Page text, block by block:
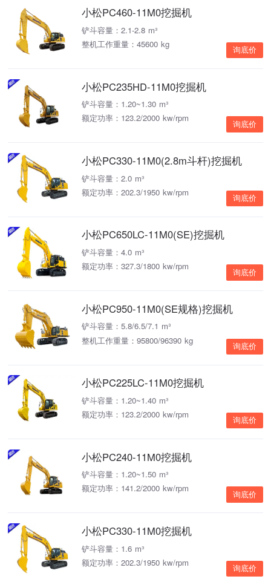
小松PC460-11M0挖掘机
铲斗容量：2.1-2.8 m³
整机工作重量：45600 kg
询底价
小松PC235HD-11M0挖掘机
铲斗容量：1.20~1.30 m³
额定功率：123.2/2000 kw/rpm
询底价
小松PC330-11M0(2.8m斗杆)挖掘机
铲斗容量：2.0 m³
额定功率：202.3/1950 kw/rpm
询底价
小松PC650LC-11M0(SE)挖掘机
铲斗容量：4.0 m³
额定功率：327.3/1800 kw/rpm
询底价
小松PC950-11M0(SE规格)挖掘机
铲斗容量：5.8/6.5/7.1 m³
整机工作重量：95800/96390 kg
询底价
小松PC225LC-11M0挖掘机
铲斗容量：1.20~1.40 m³
额定功率：123.2/2000 kw/rpm
询底价
小松PC240-11M0挖掘机
铲斗容量：1.20~1.50 m³
额定功率：141.2/2000 kw/rpm
询底价
小松PC330-11M0挖掘机
铲斗容量：1.6 m³
额定功率：202.3/1950 kw/rpm
询底价